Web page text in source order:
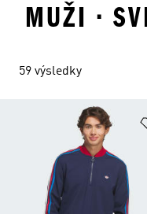
MUŽI ·
59 výsledky